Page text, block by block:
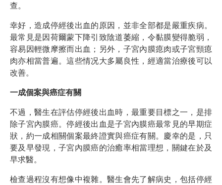
查。
幸好，造成停經後出血的原因，並非全部都是嚴重疾病。
最常見是因荷爾蒙下降引致陰道萎縮，令黏膜變得脆弱，
容易因輕微摩擦而出血；另外，子宮內膜瘜肉或子宮頸瘜
肉亦相當普遍。這些情况大多屬良性，經適當治療後可以
改善。
一成個案與癌症有關
不過，醫生在評估停經後出血時，最重要目標之一，是排
除子宮內膜癌。停經後出血是子宮內膜癌最常見的早期症
狀，約一成相關個案最終證實與癌症有關。慶幸的是，只
要及早發現，子宮內膜癌的治癒率相當理想，關鍵在於及
早求醫。
檢查過程沒有想像中複雜。醫生會先了解病史，包括停經